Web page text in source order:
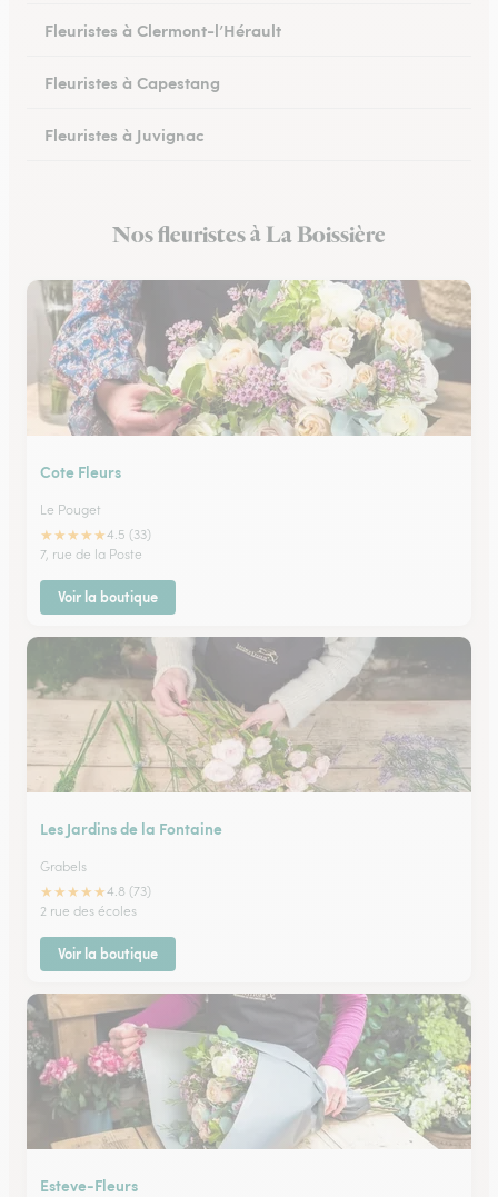
Fleuristes à Clermont-l’Hérault
Fleuristes à Capestang
Fleuristes à Juvignac
Fleuristes à Pignan
Nos fleuristes à La Boissière
Cote Fleurs
Le Pouget
★★★★★4.5 (33)
7, rue de la Poste
Voir la boutique
Les Jardins de la Fontaine
Grabels
★★★★★4.8 (73)
2 rue des écoles
Voir la boutique
Esteve-Fleurs